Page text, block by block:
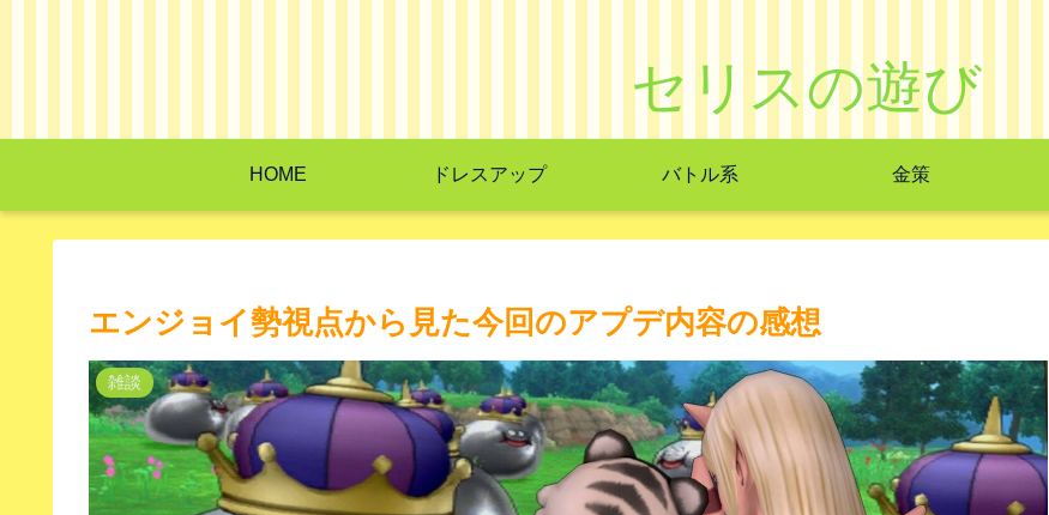
セリスの遊び
HOME ドレスアップ バトル系 金策
エンジョイ勢視点から見た今回のアプデ内容の感想
雑談